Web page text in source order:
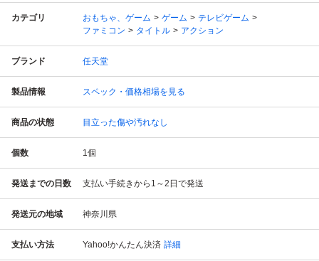
カテゴリ おもちゃ、ゲーム ゲーム
テレビゲーム
ファミコン
タイトル アクション
ブランド 任天堂
製品情報 スペック・価格相場を見る
商品の状態 目立った傷や汚れなし
個数 1個
発送までの日数 支払い手続きから1～2日で発送
発送元の地域 神奈川県
支払い方法 Yahoo!かんたん決済 詳細